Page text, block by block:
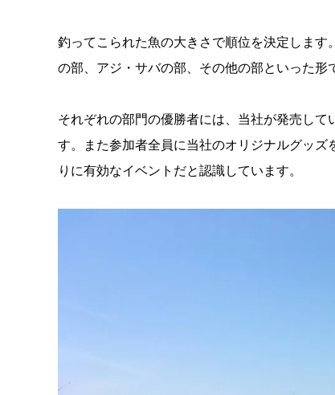
釣ってこられた魚の大きさで順位を決定しま
の部、アジ・サバの部、その他の部といった形
それぞれの部門の優勝者には、当社が発売し
す。また参加者全員に当社のオリジナルグッ
りに有効なイベントだと認識しています。